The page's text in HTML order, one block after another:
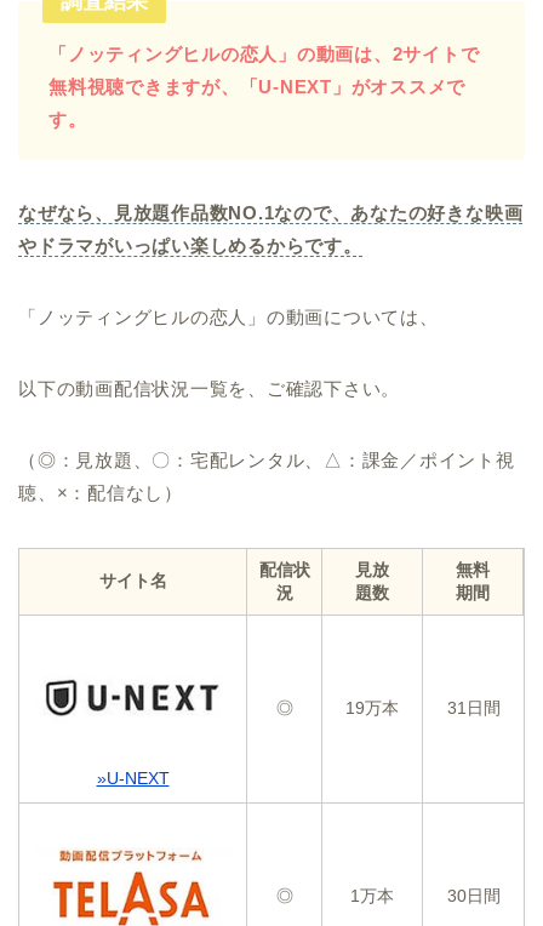
「ノッティングヒルの恋人」の動画は、2サイトで
無料視聴できますが、「U-NEXT」がオススメで
す。
なぜなら、見放題作品数NO.1なので、あなたの好きな映画
やドラマがいっぱい楽しめるからです。
「ノッティングヒルの恋人」の動画については、
以下の動画配信状況一覧を、ご確認下さい。
（◎：見放題、〇：宅配レンタル、△：課金／ポイント視
聴、×：配信なし）
サイト名
配信状
況
見放
題数
無料
期間
»U-NEXT
◎ 19万本 31日間
◎ 1万本 30日間